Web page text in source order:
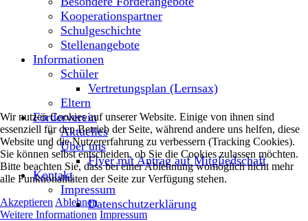
Kooperationspartner
Schulgeschichte
Stellenangebote
Informationen
Schüler
Vertretungsplan (Lernsax)
Eltern
Förderverein
Aktuelles
Über uns
Flyer mit Antrag auf Mitgliedschaft
Kontakt
Impressum
Datenschutzerklärung
Wir nutzen Cookies auf unserer Website. Einige von ihnen sind
essenziell für den Betrieb der Seite, während andere uns helfen, diese
Website und die Nutzererfahrung zu verbessern (Tracking Cookies).
Sie können selbst entscheiden, ob Sie die Cookies zulassen möchten.
Bitte beachten Sie, dass bei einer Ablehnung womöglich nicht mehr
alle Funktionalitäten der Seite zur Verfügung stehen.
Akzeptieren Ablehnen
Weitere Informationen Impressum